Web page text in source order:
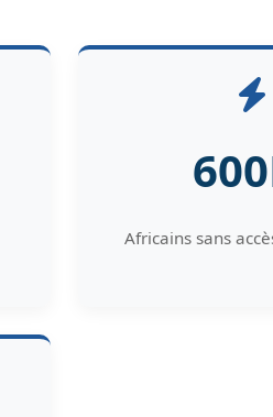
Africains sans